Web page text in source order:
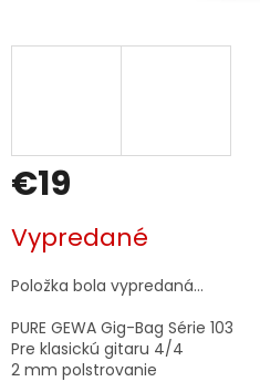
€19
cena:
Vypredané
Položka bola vypredaná…
PURE GEWA Gig-Bag Série 103
Pre klasickú gitaru 4/4
2 mm polstrovanie